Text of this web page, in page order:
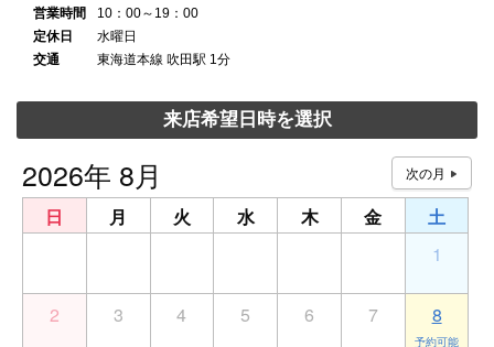
営業時間
10：00～19：00
定休日
水曜日
交通
東海道本線 吹田駅 1分
来店希望日時を選択
2026年 8月
日 月 火 水 木 金
土
1
2 3 4 5 6 7 8